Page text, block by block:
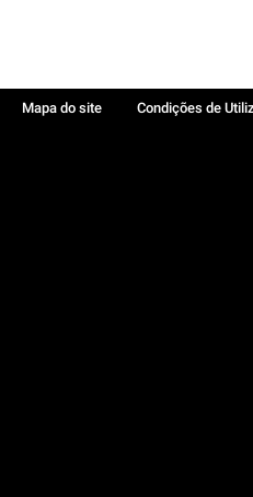
Mapa do site Condições de